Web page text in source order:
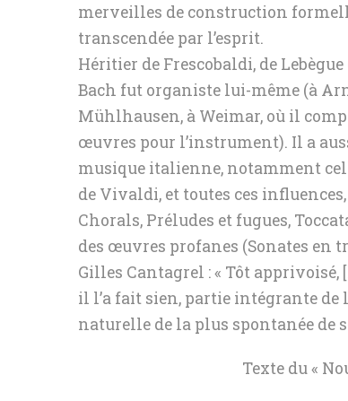
merveilles de construction
transcendée par l’esprit.
Héritier de Frescobaldi, de
Bach fut organiste lui-même (à
Mühlhausen, à Weimar, où il
œuvres pour l’instrument). Il a
musique italienne, notamment
de Vivaldi, et toutes ces
Chorals, Préludes et fugues,
des œuvres profanes (Sonates en
Gilles Cantagrel : « Tôt
il l’a fait sien, partie intégrante de
naturelle de la plus spontanée de
Texte du «